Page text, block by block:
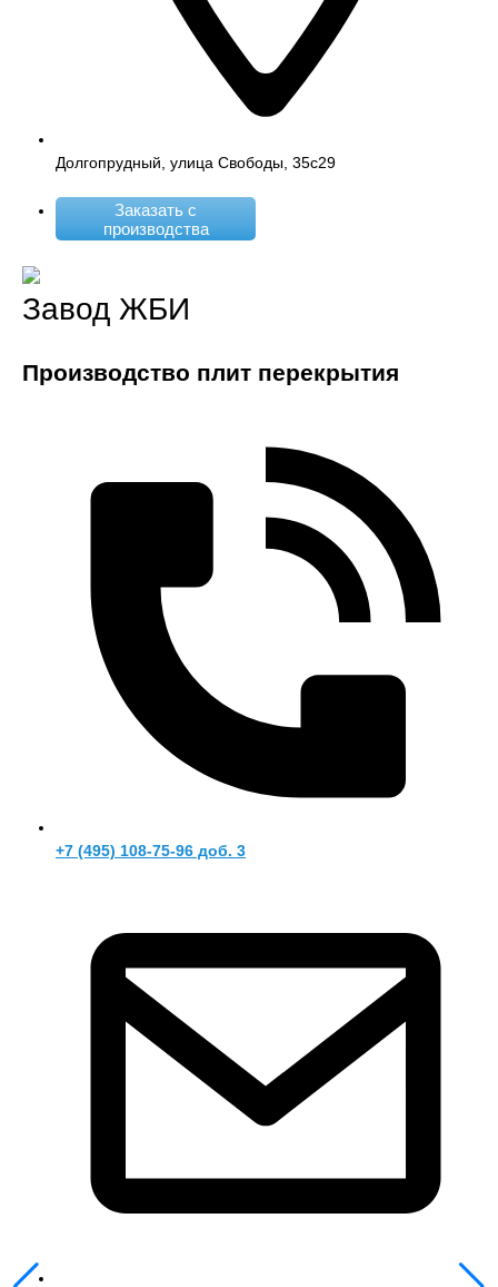
Долгопрудный, улица Свободы, 35с29
Заказать с
производства
Завод ЖБИ
Производство плит перекрытия
+7 (495) 108-75-96 доб. 3